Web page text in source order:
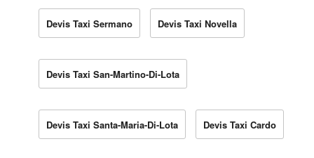
Devis Taxi Sermano Devis Taxi Novella
Devis Taxi San-Martino-Di-Lota
Devis Taxi Santa-Maria-Di-Lota Devis Taxi Cardo